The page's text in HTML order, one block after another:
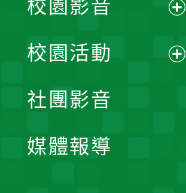
校園影音
開
校園活動
社團影音
媒體報導